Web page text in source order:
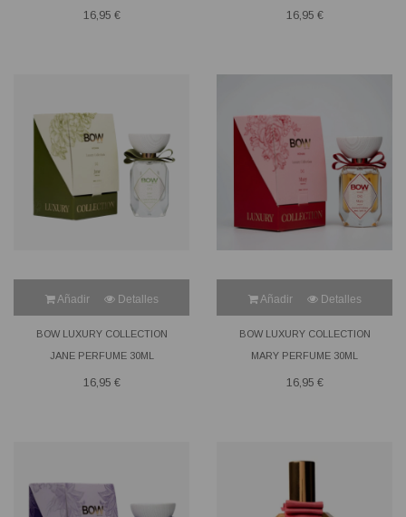
16,95 € 16,95 €
BOW LUXURY COLLECTION
JANE PERFUME 30ML
16,95 €
Añadir Detalles
BOW LUXURY COLLECTION
MARY PERFUME 30ML
16,95 €
Añadir Detalles